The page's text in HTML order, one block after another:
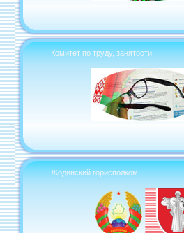
Комитет по труду, занятости
Жодинский горисполком